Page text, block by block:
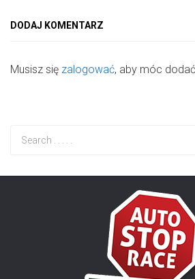
DODAJ KOMENTARZ
Musisz się zalogować, aby móc